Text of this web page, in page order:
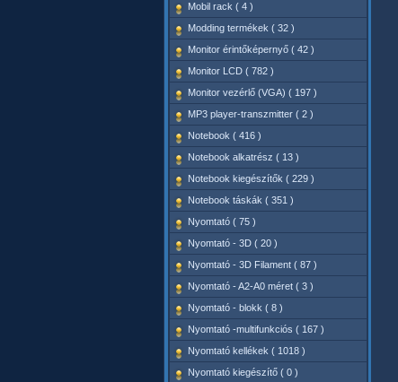
Mobil rack ( 4 )
Modding termékek ( 32 )
Monitor érintőképernyő ( 42 )
Monitor LCD ( 782 )
Monitor vezérlő (VGA) ( 197 )
MP3 player-transzmitter ( 2 )
Notebook ( 416 )
Notebook alkatrész ( 13 )
Notebook kiegészítők ( 229 )
Notebook táskák ( 351 )
Nyomtató ( 75 )
Nyomtató - 3D ( 20 )
Nyomtató - 3D Filament ( 87 )
Nyomtató - A2-A0 méret ( 3 )
Nyomtató - blokk ( 8 )
Nyomtató -multifunkciós ( 167 )
Nyomtató kellékek ( 1018 )
Nyomtató kiegészítő ( 0 )